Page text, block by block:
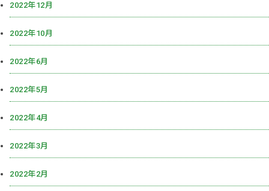
2022年12月
2022年10月
2022年6月
2022年5月
2022年4月
2022年3月
2022年2月